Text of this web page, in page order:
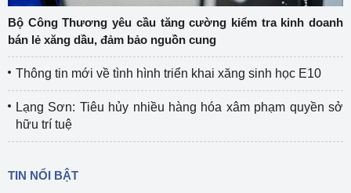
Bộ Công Thương yêu cầu tăng cường kiểm tra kinh doanh
bán lẻ xăng dầu, đảm bảo nguồn cung
Thông tin mới về tình hình triển khai xăng sinh học E10
Lạng Sơn: Tiêu hủy nhiều hàng hóa xâm phạm quyền sở
hữu trí tuệ
TIN NỔI BẬT